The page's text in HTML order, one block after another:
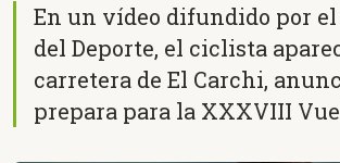
En un vídeo difundido por
del Deporte, el ciclista
carretera de El Carchi,
prepara para la XXXVIII